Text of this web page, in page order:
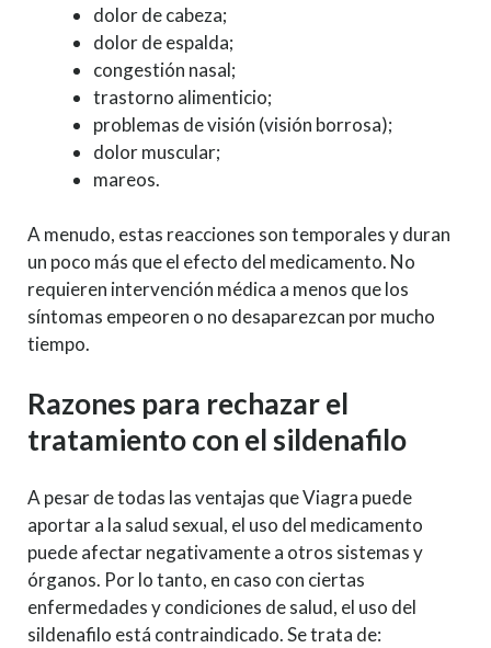
dolor de cabeza;
dolor de espalda;
congestión nasal;
trastorno alimenticio;
problemas de visión (visión borrosa);
dolor muscular;
mareos.
A menudo, estas reacciones son temporales y duran
un poco más que el efecto del medicamento. No
requieren intervención médica a menos que los
síntomas empeoren o no desaparezcan por mucho
tiempo.
Razones para rechazar el
tratamiento con el sildenafilo
A pesar de todas las ventajas que Viagra puede
aportar a la salud sexual, el uso del medicamento
puede afectar negativamente a otros sistemas y
órganos. Por lo tanto, en caso con ciertas
enfermedades y condiciones de salud, el uso del
sildenafilo está contraindicado. Se trata de: